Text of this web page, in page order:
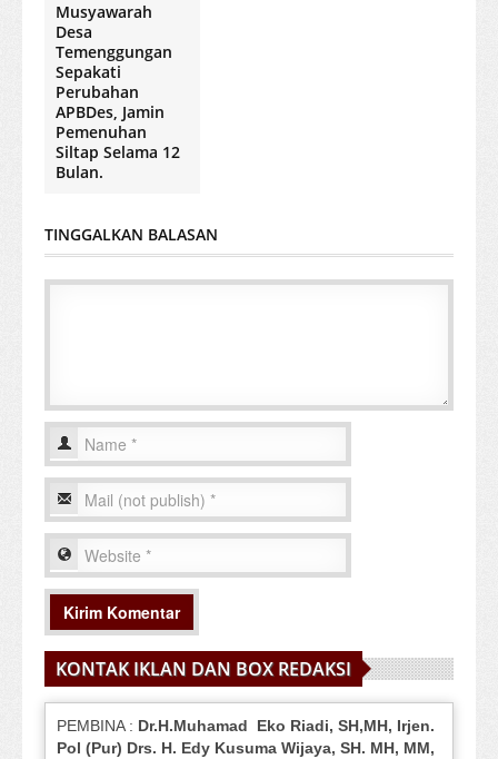
Musyawarah
Desa
Temenggungan
Sepakati
Perubahan
APBDes, Jamin
Pemenuhan
Siltap Selama 12
Bulan.
TINGGALKAN BALASAN
KONTAK IKLAN DAN BOX REDAKSI
PEMBINA : Dr.H.Muhamad Eko Riadi, SH,MH, Irjen.
Pol (Pur) Drs. H. Edy Kusuma Wijaya, SH. MH, MM,